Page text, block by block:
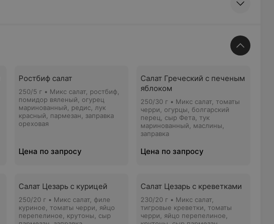
Ростбиф салат
250/5 г • Микс салат, ростбиф,
помидор вяленый, огурец
маринованный, редис, лук
красный, пармезан, заправка
ореховая
Цена по запросу
Салат Греческий с печеным
яблоком
250/30 г • Микс салат, томаты
черри, огурцы, болгарский
перец, сыр Фета, тук
маринованный, маслины,
заправка
Цена по запросу
Салат Цезарь с курицей
250/20 г • Микс салат, филе
куриное, томаты черри, яйцо
перепелиное, крутоны, сыр
Салат Цезарь с креветками
230/20 г • Микс салат,
тигровые креветки, томаты
черри, яйцо перепелиное,